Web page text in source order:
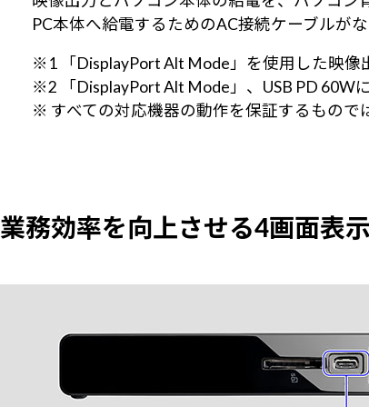
PC本体へ給電するためのAC接続ケーブルが
※1 「DisplayPort Alt Mode」を使用した映像
※2 「DisplayPort Alt Mode」、USB PD 60W
※ すべての対応機器の動作を保証するもので
業務効率を向上させる4画面表示